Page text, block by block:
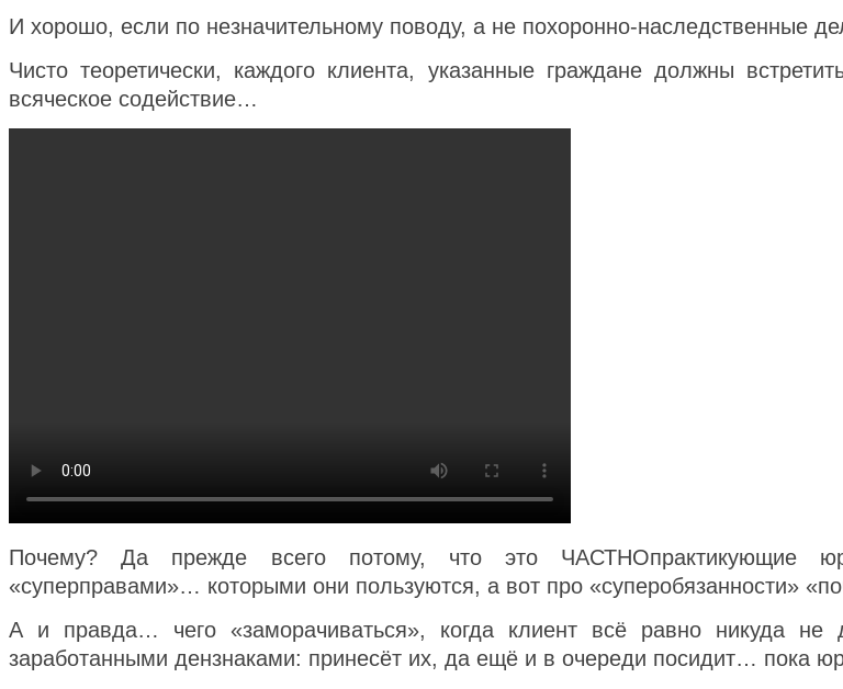
И хорошо, если по незначительному поводу, а не похоронно-наследственные
Чисто теоретически, каждого клиента, указанные граждане должны
всяческое содействие…
Почему? Да прежде всего потому, что это ЧАСТНОпрактикующие
«суперправами»… которыми они пользуются, а вот про «суперобязанности»
А и правда… чего «заморачиваться», когда клиент всё равно никуда
заработанными дензнаками: принесёт их, да ещё и в очереди посидит… пока